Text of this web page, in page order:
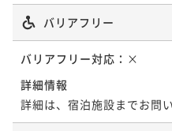
バリアフリー
バリアフリー対応： ×
詳細情報
詳細は、宿泊施設までお問